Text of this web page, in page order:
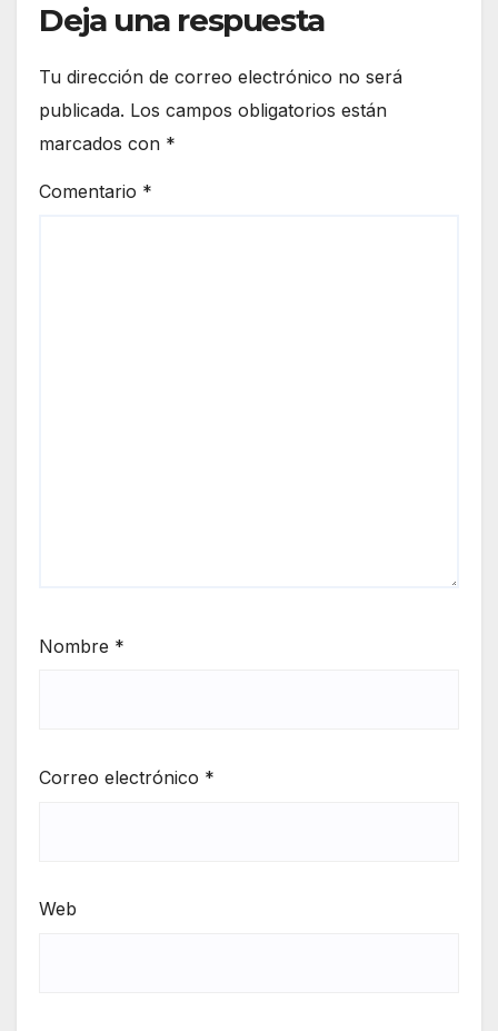
Deja una respuesta
Tu dirección de correo electrónico no será
publicada. Los campos obligatorios están
marcados con *
Comentario *
Nombre *
Correo electrónico *
Web